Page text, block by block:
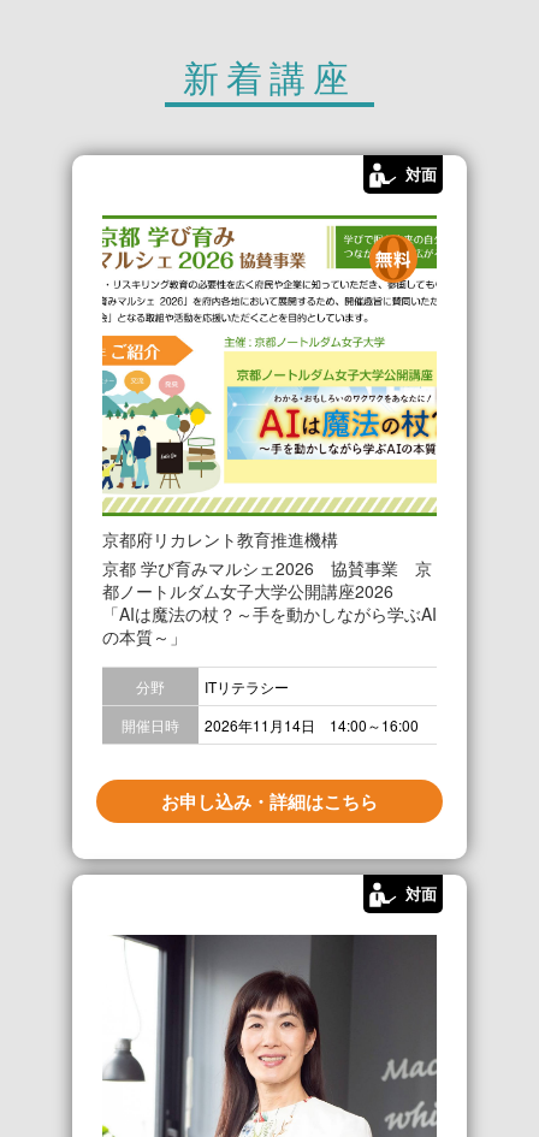
新着講座
対面
京都府リカレント教育推進機構
京都 学び育みマルシェ2026 協賛事業 京
都ノートルダム女子大学公開講座2026
「AIは魔法の杖？～手を動かしながら学ぶAI
の本質～」
分野
ITリテラシー
開催日時
2026年11月14日 14:00～16:00
お申し込み・詳細はこちら
対面